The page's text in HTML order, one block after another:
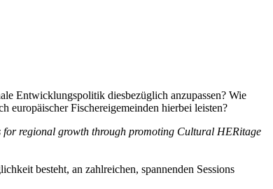
Entwicklungspolitik diesbezüglich anzupassen? Wie
europäischer Fischereigemeinden hierbei leisten?
for regional growth through promoting Cultural HERitage
besteht, an zahlreichen, spannenden Sessions